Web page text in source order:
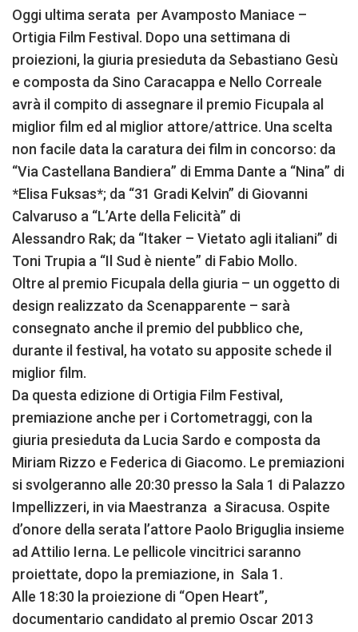
Oggi ultima serata per Avamposto Maniace –
Ortigia Film Festival. Dopo una settimana di
proiezioni, la giuria presieduta da Sebastiano Gesù
e composta da Sino Caracappa e Nello Correale
avrà il compito di assegnare il premio Ficupala al
miglior film ed al miglior attore/attrice. Una scelta
non facile data la caratura dei film in concorso: da
“Via Castellana Bandiera” di Emma Dante a “Nina” di
*Elisa Fuksas*; da “31 Gradi Kelvin” di Giovanni
Calvaruso a “L’Arte della Felicità” di
Alessandro Rak; da “Itaker – Vietato agli italiani” di
Toni Trupia a “Il Sud è niente” di Fabio Mollo.
Oltre al premio Ficupala della giuria – un oggetto di
design realizzato da Scenapparente – sarà
consegnato anche il premio del pubblico che,
durante il festival, ha votato su apposite schede il
miglior film.
Da questa edizione di Ortigia Film Festival,
premiazione anche per i Cortometraggi, con la
giuria presieduta da Lucia Sardo e composta da
Miriam Rizzo e Federica di Giacomo. Le premiazioni
si svolgeranno alle 20:30 presso la Sala 1 di Palazzo
Impellizzeri, in via Maestranza a Siracusa. Ospite
d’onore della serata l’attore Paolo Briguglia insieme
ad Attilio Ierna. Le pellicole vincitrici saranno
proiettate, dopo la premiazione, in Sala 1.
Alle 18:30 la proiezione di “Open Heart”,
documentario candidato al premio Oscar 2013